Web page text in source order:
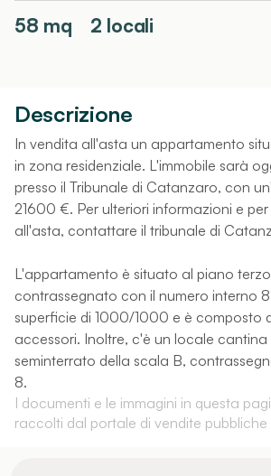
58 mq
2 locali
Descrizione
In vendita all'asta un appartamento
in zona residenziale. L'immobile sarà
presso il Tribunale di Catanzaro, con
21600 €. Per ulteriori informazioni e
all'asta, contattare il tribunale di
L'appartamento è situato al piano
contrassegnato con il numero interno
superficie di 1000/1000 e è composto
accessori. Inoltre, c'è un locale
seminterrato della scala B,
8.
I documenti e le immagini in questa
raccolti dal portale di vendite pubbliche